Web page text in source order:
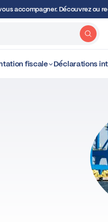
accompagner. Découvrez ou
fiscale Déclarations